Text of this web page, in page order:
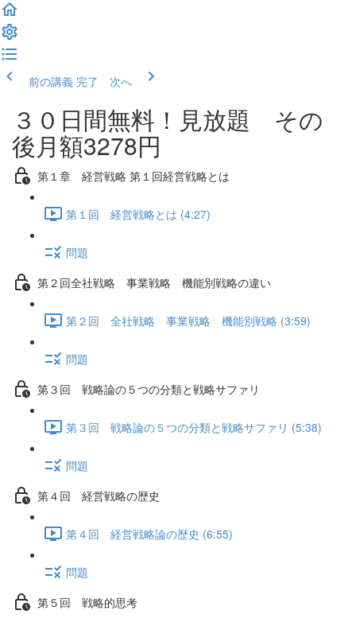
前の講義 完了 次へ
３０日間無料！見放題 その
後月額3278円
第１章 経営戦略 第１回経営戦略とは
第１回 経営戦略とは (4:27)
問題
第２回全社戦略 事業戦略 機能別戦略の違い
第２回 全社戦略 事業戦略 機能別戦略 (3:59)
問題
第３回 戦略論の５つの分類と戦略サファリ
第３回 戦略論の５つの分類と戦略サファリ (5:38)
問題
第４回 経営戦略の歴史
第４回 経営戦略論の歴史 (6:55)
問題
第５回 戦略的思考